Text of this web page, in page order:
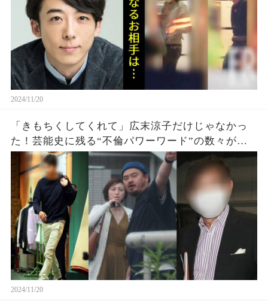
2024/11/20
「きもちくしてくれて」広末涼子だけじゃなかっ
た！芸能史に残る“不倫パワーワード”の数々がヤ
バい…
2024/11/20